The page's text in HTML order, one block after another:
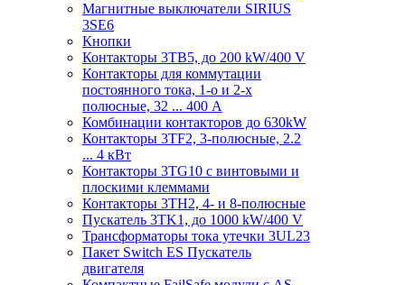
Магнитные выключатели SIRIUS
3SE6
Кнопки
Контакторы 3TB5, до 200 kW/400 V
Контакторы для коммутации
постоянного тока, 1-о и 2-х
полюсные, 32 ... 400 A
Комбинации контакторов до 630kW
Контакторы 3TF2, 3-полюсные, 2.2
... 4 кВт
Контакторы 3TG10 c винтовыми и
плоскими клеммами
Контакторы 3TH2, 4- и 8-полюсные
Пускатель 3TK1, до 1000 kW/400 V
Трансформаторы тока утечки 3UL23
Пакет Switch ES Пускатель
двигателя